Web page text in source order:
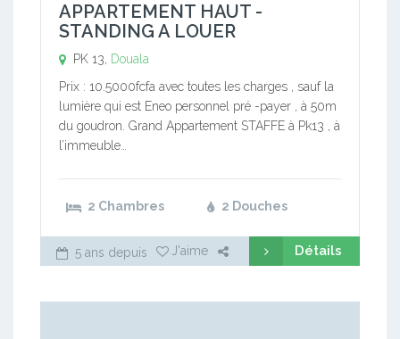
APPARTEMENT HAUT -
STANDING A LOUER
PK 13,
Douala
Prix : 10.5000fcfa avec toutes les charges , sauf la
lumière qui est Eneo personnel pré -payer , à 50m
du goudron. Grand Appartement STAFFE à Pk13 , à
l’immeuble…
2 Chambres 2 Douches
5 ans depuis J'aime Détails